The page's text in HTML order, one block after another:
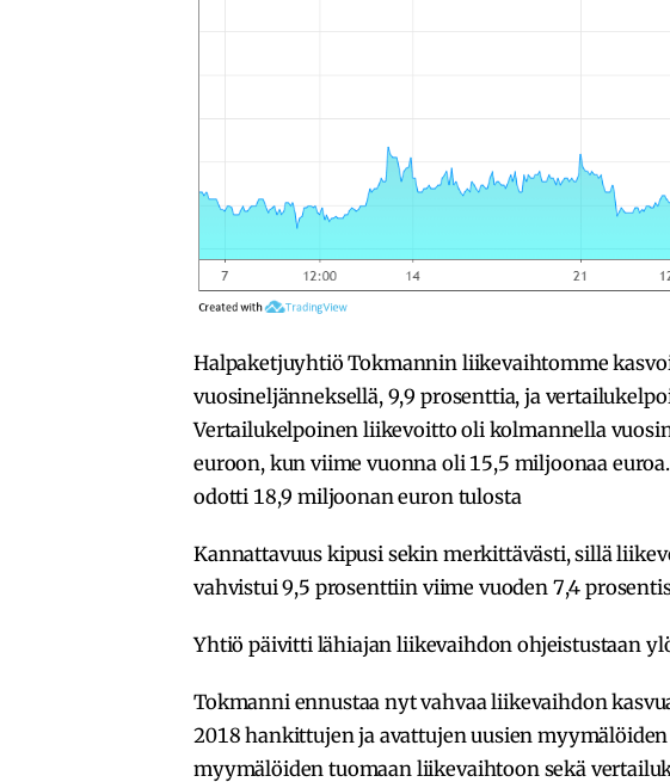
Halpaketjuyhtiö Tokmannin liikevaihtomme
vuosineljänneksellä, 9,9 prosenttia, ja
Vertailukelpoinen liikevoitto oli kolmannella
euroon, kun viime vuonna oli 15,5 miljoonaa
odotti 18,9 miljoonan euron tulosta
Kannattavuus kipusi sekin merkittävästi, sillä
vahvistui 9,5 prosenttiin viime vuoden 7,4
Yhtiö päivitti lähiajan liikevaihdon ohjeistustaan
Tokmanni ennustaa nyt vahvaa liikevaihdon
2018 hankittujen ja avattujen uusien
myymälöiden tuomaan liikevaihtoon sekä